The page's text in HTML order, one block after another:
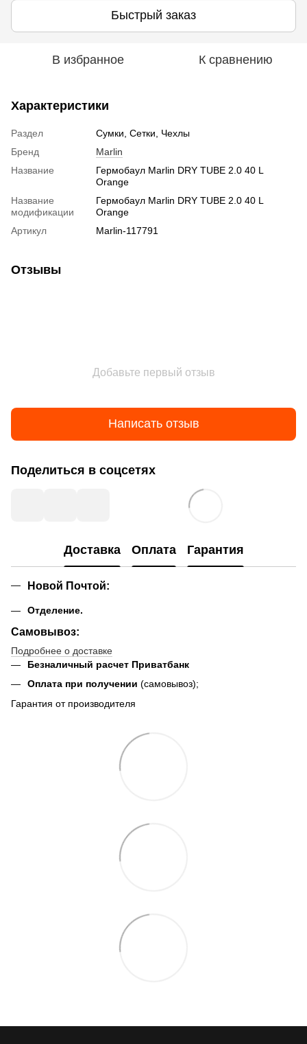
Быстрый заказ
В избранное К сравнению
Характеристики
Раздел
Сумки, Сетки, Чехлы
Бренд
Marlin
Название
Гермобаул Marlin DRY TUBE 2.0 40 L
Orange
Название
модификации
Гермобаул Marlin DRY TUBE 2.0 40 L
Orange
Артикул
Marlin-117791
Отзывы
Добавьте первый отзыв
Написать отзыв
Поделиться в соцсетях
Доставка Оплата Гарантия
Новой Почтой:
Отделение.
Самовывоз:
Подробнее о доставке
Безналичный расчет Приватбанк
Оплата при получении (самовывоз);
Гарантия от производителя